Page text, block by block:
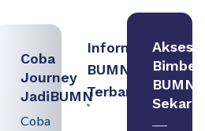
Coba
Journey
JadiBUMN
Coba
Informasi
BUMN
Terbaru:
Akses
Bimbel
BUMN